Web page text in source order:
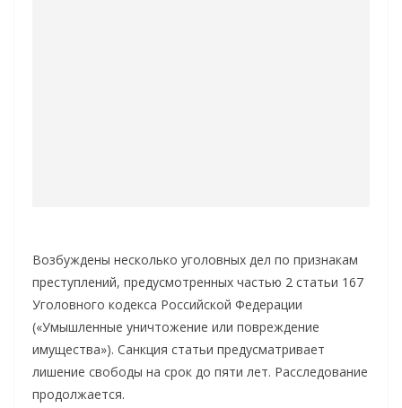
Возбуждены несколько уголовных дел по признакам
преступлений, предусмотренных частью 2 статьи 167
Уголовного кодекса Российской Федерации
(«Умышленные уничтожение или повреждение
имущества»). Санкция статьи предусматривает
лишение свободы на срок до пяти лет. Расследование
продолжается.